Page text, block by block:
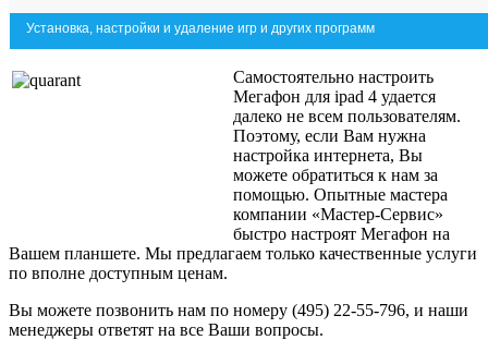
Установка, настройки и удаление игр и других программ
Самостоятельно настроить
Мегафон для ipad 4 удается
далеко не всем пользователям.
Поэтому, если Вам нужна
настройка интернета, Вы
можете обратиться к нам за
помощью. Опытные мастера
компании «Мастер-Сервис»
быстро настроят Мегафон на
Вашем планшете. Мы предлагаем только качественные услуги
по вполне доступным ценам.
Вы можете позвонить нам по номеру (495) 22-55-796, и наши
менеджеры ответят на все Ваши вопросы.